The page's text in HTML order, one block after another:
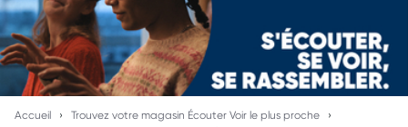
Accueil
Trouvez votre magasin Écouter Voir le plus proche